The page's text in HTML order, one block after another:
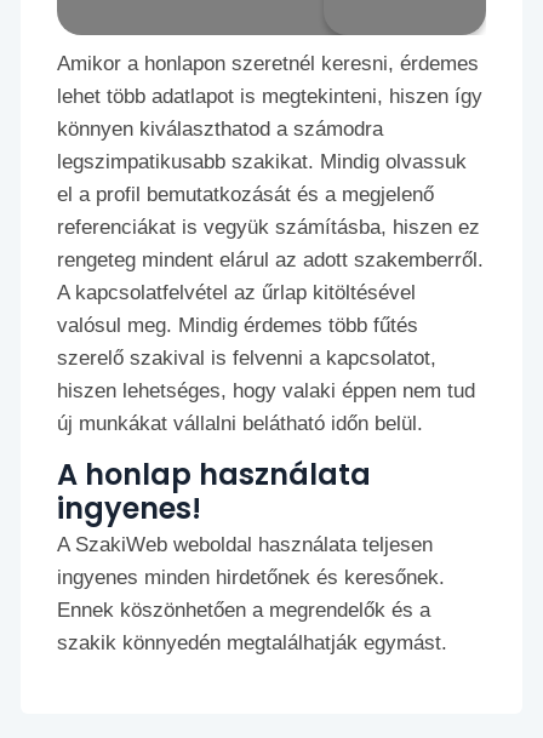
Amikor a honlapon szeretnél keresni, érdemes
lehet több adatlapot is megtekinteni, hiszen így
könnyen kiválaszthatod a számodra
legszimpatikusabb szakikat. Mindig olvassuk
el a profil bemutatkozását és a megjelenő
referenciákat is vegyük számításba, hiszen ez
rengeteg mindent elárul az adott szakemberről.
A kapcsolatfelvétel az űrlap kitöltésével
valósul meg. Mindig érdemes több fűtés
szerelő szakival is felvenni a kapcsolatot,
hiszen lehetséges, hogy valaki éppen nem tud
új munkákat vállalni belátható időn belül.
A honlap használata
ingyenes!
A SzakiWeb weboldal használata teljesen
ingyenes minden hirdetőnek és keresőnek.
Ennek köszönhetően a megrendelők és a
szakik könnyedén megtalálhatják egymást.